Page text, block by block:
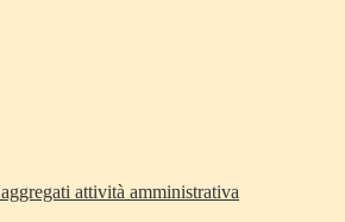
attività amministrativa